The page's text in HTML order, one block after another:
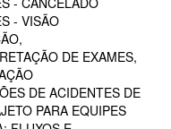
- VISÃO
DE EXAMES,
DE ACIDENTES DE
PARA EQUIPES